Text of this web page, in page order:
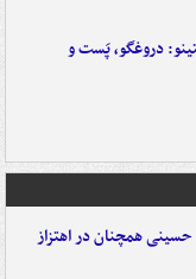
دروغگو، پَست‌ و
حسینی همچنان در اهتزاز